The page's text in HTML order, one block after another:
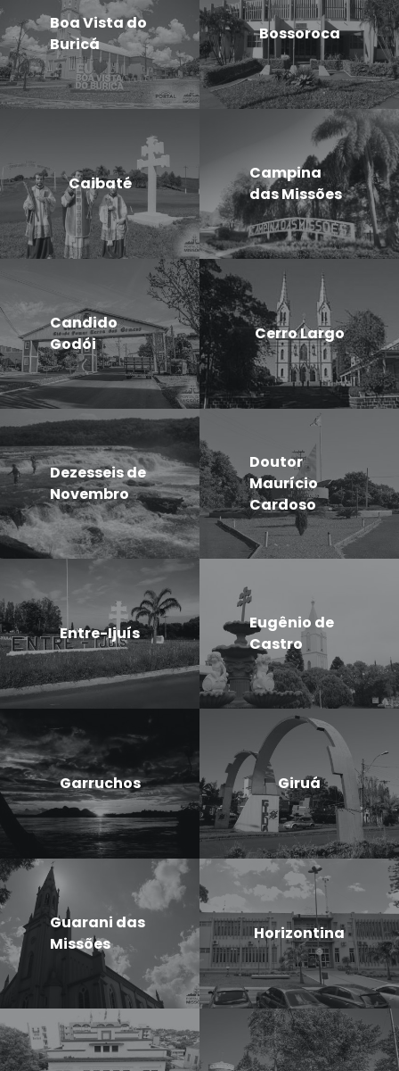
Boa Vista do
Buricá
Bossoroca
Caibaté
Campina
das Missões
Candido
Godói
Cerro Largo
Dezesseis de
Novembro
Doutor
Maurício
Cardoso
Entre-Ijuís
Eugênio de
Castro
Garruchos Giruá
Guarani das
Missões
Horizontina